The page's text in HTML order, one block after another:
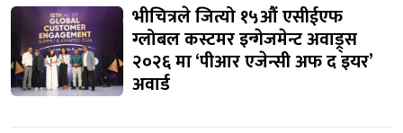
भीचित्रले जित्यो १५औं एसीईएफ
ग्लोबल कस्टमर इन्गेजमेन्ट अवाड्र्स
२०२६ मा ‘पीआर एजेन्सी अफ द इयर’
अवार्ड